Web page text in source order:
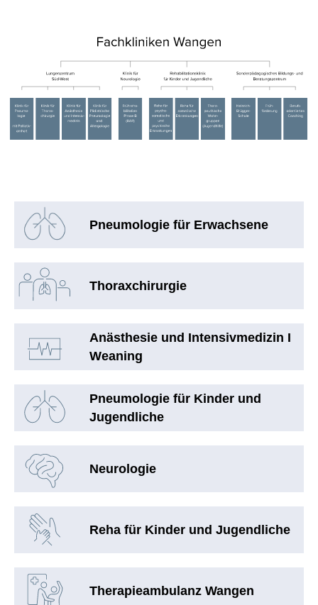
Pneumologie für Erwachsene
Thoraxchirurgie
Anästhesie und Intensivmedizin I
Weaning
Pneumologie für Kinder und
Jugendliche
Neurologie
Reha für Kinder und Jugendliche
Therapieambulanz Wangen